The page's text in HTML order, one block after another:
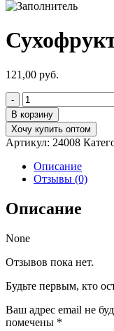
121,00 руб.
Количество
товара
Сухофрукты
В корзину
Хочу купить оптом
Артикул: 24008
Описание
Отзывы (0)
Описание
None
Отзывов пока нет.
Будьте первым, кто
Ваш адрес email не
помечены *